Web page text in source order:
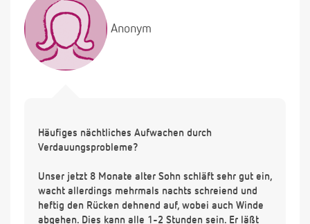
Anonym
Häufiges nächtliches Aufwachen durch
Verdauungsprobleme?
Unser jetzt 8 Monate alter Sohn schläft sehr gut ein,
wacht allerdings mehrmals nachts schreiend und
heftig den Rücken dehnend auf, wobei auch Winde
abgehen. Dies kann alle 1-2 Stunden sein. Er läßt